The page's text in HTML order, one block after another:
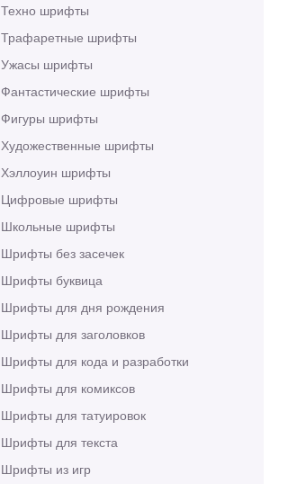
Техно шрифты
Трафаретные шрифты
Ужасы шрифты
Фантастические шрифты
Фигуры шрифты
Художественные шрифты
Хэллоуин шрифты
Цифровые шрифты
Школьные шрифты
Шрифты без засечек
Шрифты буквица
Шрифты для дня рождения
Шрифты для заголовков
Шрифты для кода и разработки
Шрифты для комиксов
Шрифты для татуировок
Шрифты для текста
Шрифты из игр